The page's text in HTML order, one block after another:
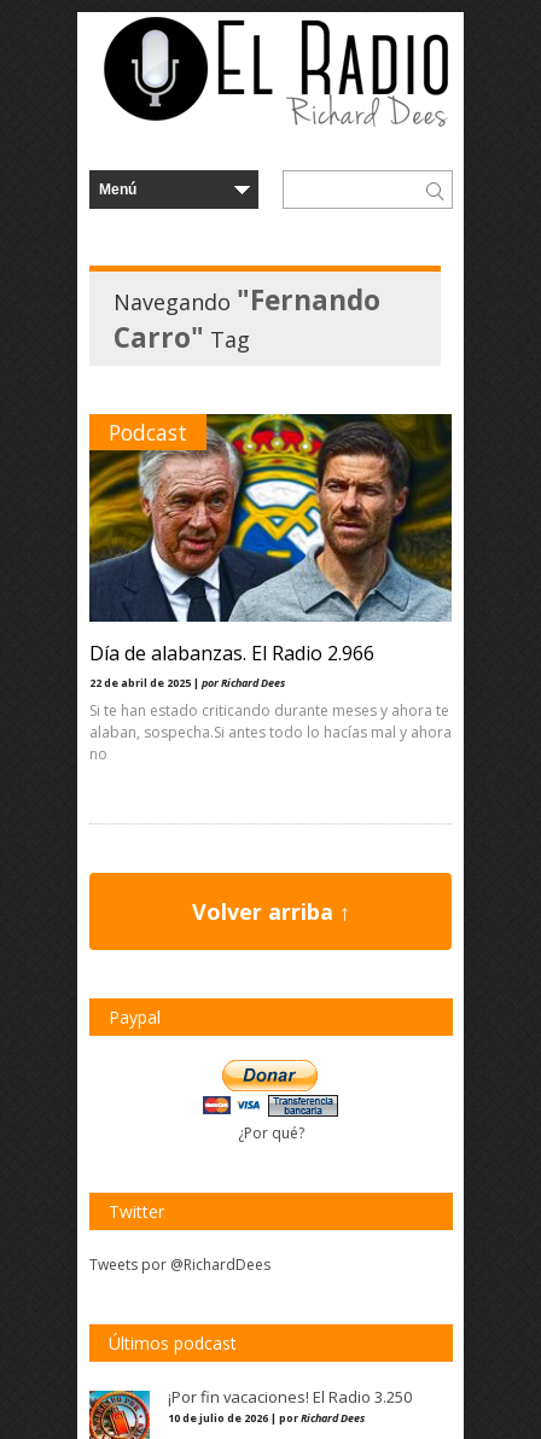
Navegando "Fernando
Carro" Tag
Podcast
Día de alabanzas. El Radio 2.966
22 de abril de 2025 | por Richard Dees
Si te han estado criticando durante meses y ahora te
alaban, sospecha.Si antes todo lo hacías mal y ahora
no
Volver arriba ↑
Paypal
¿Por qué?
Twitter
Tweets por @RichardDees
Últimos podcast
¡Por fin vacaciones! El Radio 3.250
10 de julio de 2026 | porRichard Dees